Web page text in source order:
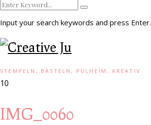
Input your search keywords and press Enter.
STEMPELN, BASTELN, PULHEIM, KREATIV
10
IMG_0060